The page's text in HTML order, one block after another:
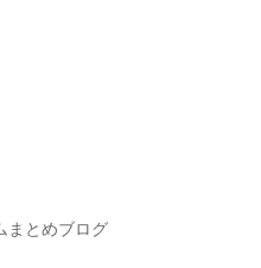
まとめブログ